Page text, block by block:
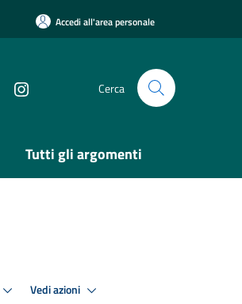
Accedi all'area personale
Cerca
Tutti gli argomenti
Vedi azioni